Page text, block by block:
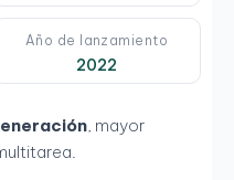
Año de lanzamiento
2022
, mayor